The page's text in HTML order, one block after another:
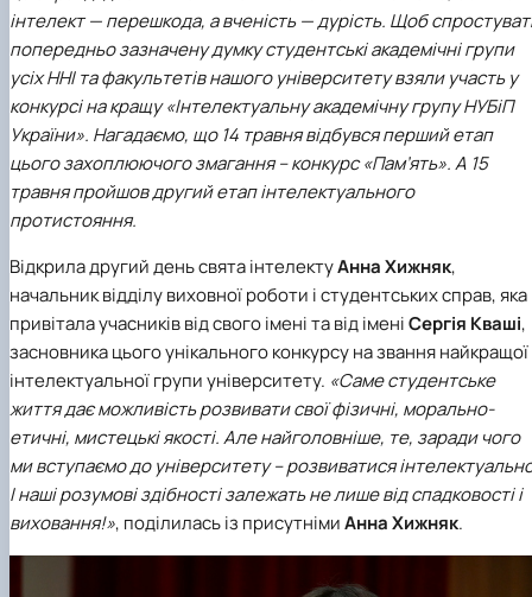
Кафедра англійської філології
Кафедра фізичної культури і спорту
Кафедра філософії та міжнародної
комунікації
Кафедра психології
Кафедра культурології
інтелект — перешкода, а вченість — дурість. Щоб
попередньо зазначену думку студентські академічні групи
усіх ННІ та факультетів нашого університету взяли участь у
конкурсі на кращу «Інтелектуальну академічну групу НУБіП
України». Нагадаємо, що 14 травня відбувся перший етап
цього захоплюючого змагання – конкурс «Пам’ять». А 15
травня пройшов другий етап інтелектуального
протистояння.
Відкрила другий день свята інтелектуАнна Хижняк,
начальник відділу виховної роботи і студентських справ, яка
привітала учасників від свого імені та від іменіСергія Кваші,
засновника цього унікального конкурсу на звання найкращої
інтелектуальної групи університету. «Саме студентське
життя дає можливість розвивати свої фізичні, морально-
етичні, мистецькі якості. Але найголовніше, те, заради чого
ми вступаємо до університету – розвиватися
І наші розумові здібності залежать не лише від спадковості і
виховання!», поділилась із присутнімиАнна Хижняк.